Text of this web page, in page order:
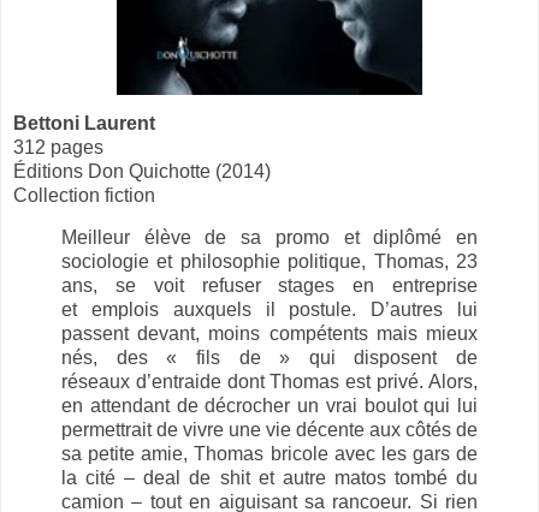
Bettoni Laurent
312 pages
Éditions Don Quichotte (2014)
Collection fiction
Meilleur élève de sa promo et diplômé en
sociologie et philosophie politique, Thomas, 23
ans, se voit refuser stages en entreprise
et emplois auxquels il postule. D’autres lui
passent devant, moins compétents mais mieux
nés, des « fils de » qui disposent de
réseaux d’entraide dont Thomas est privé. Alors,
en attendant de décrocher un vrai boulot qui lui
permettrait de vivre une vie décente aux côtés de
sa petite amie, Thomas bricole avec les gars de
la cité – deal de shit et autre matos tombé du
camion – tout en aiguisant sa rancoeur. Si rien